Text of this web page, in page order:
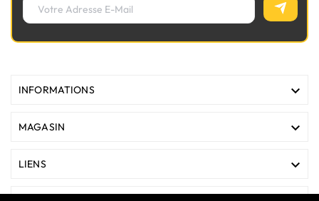
INFORMATIONS 
MAGASIN 
LIENS 